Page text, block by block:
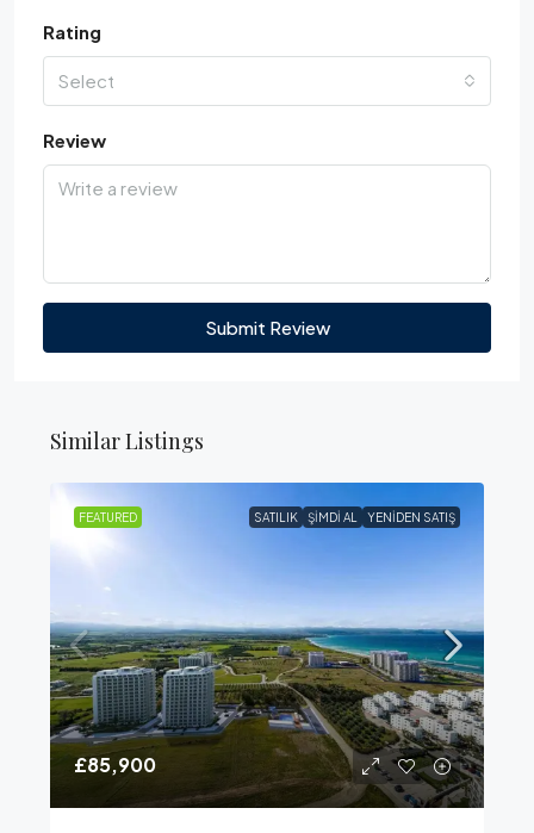
Rating
Select
Review
Submit Review
Similar Listings
FEATURED SATILIK ŞIMDI AL YENIDEN SATIŞ
£85,900